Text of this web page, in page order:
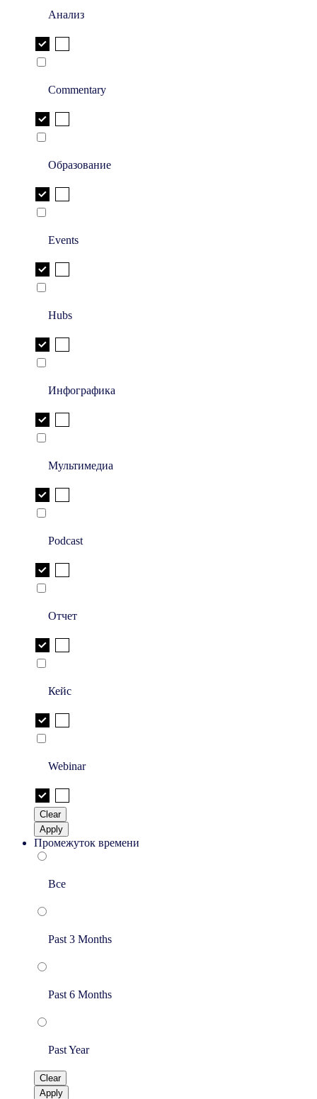
Анализ
Commentary
Образование
Events
Hubs
Инфографика
Мультимедиа
Podcast
Отчет
Кейс
Webinar
Clear
Apply
Промежуток времени
Все
Past 3 Months
Past 6 Months
Past Year
Clear
Apply